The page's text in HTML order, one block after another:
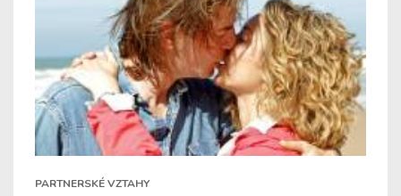
PARTNERSKÉ VZTAHY